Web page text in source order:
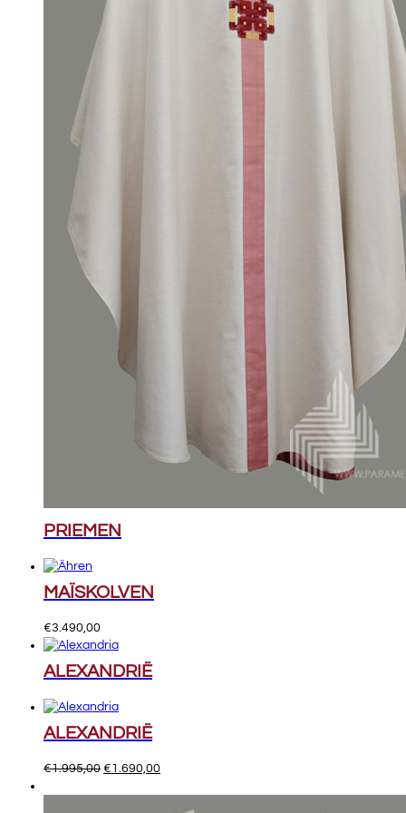
PRIEMEN
MAÏSKOLVEN
€3.490,00
ALEXANDRIË
ALEXANDRIË
€1.995,00 Oorspronkelijke
€1.690,00